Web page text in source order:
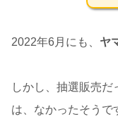
2022年6月にも、 ヤ
しかし、抽選販売
は、なかったそうで